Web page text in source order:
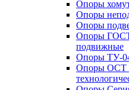
Опоры
Опоры
Опоры
Опоры
подвижные
Опоры ТУ-
Опоры ОСТ